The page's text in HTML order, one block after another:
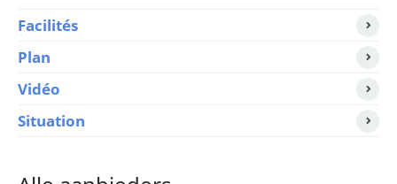
Facilités
Plan
Vidéo
Situation